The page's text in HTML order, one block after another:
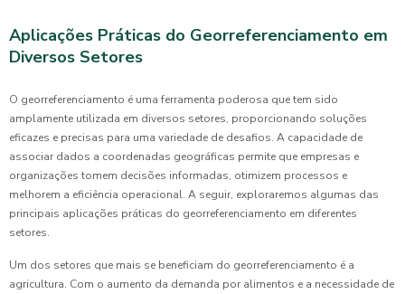
Aplicações Práticas do Georreferenciamento em
Diversos Setores
O georreferenciamento é uma ferramenta poderosa que tem sido
amplamente utilizada em diversos setores, proporcionando soluções
eficazes e precisas para uma variedade de desafios. A capacidade de
associar dados a coordenadas geográficas permite que empresas e
organizações tomem decisões informadas, otimizem processos e
melhorem a eficiência operacional. A seguir, exploraremos algumas das
principais aplicações práticas do georreferenciamento em diferentes
setores.
Um dos setores que mais se beneficiam do georreferenciamento é a
agricultura. Com o aumento da demanda por alimentos e a necessidade de